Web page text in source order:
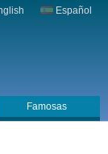
Español
Famosas